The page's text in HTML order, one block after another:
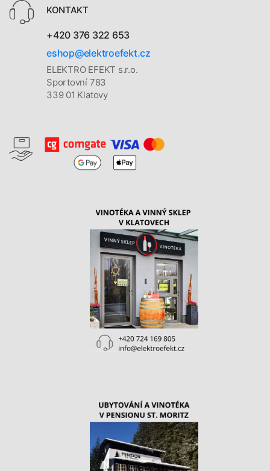
KONTAKT
+420 376 322 653
eshop@elektroefekt.cz
ELEKTRO EFEKT s.r.o.
Sportovní 783
339 01 Klatovy